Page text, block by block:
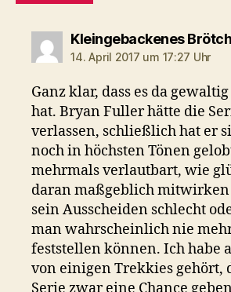
Kleingebackenes
14. April 2017 um 17:27 Uhr
Ganz klar, dass es da
hat. Bryan Fuller hätte die
verlassen, schließlich hat er
noch in höchsten Tönen
mehrmals verlautbart, wie
daran maßgeblich mitwirken
sein Ausscheiden schlecht
man wahrscheinlich nie
feststellen können. Ich habe
von einigen Trekkies gehört,
Serie zwar eine Chance